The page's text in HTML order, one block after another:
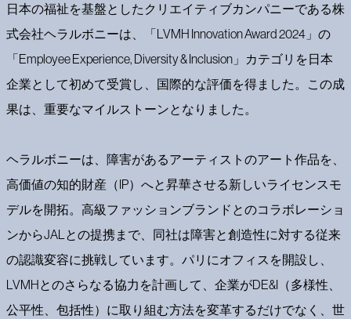
日本の福祉を基盤としたクリエイティブカンパニーである株
式会社ヘラルボニーは、「LVMH Innovation Award 2024」の
「Employee Experience, Diversity & Inclusion」カテゴリを日本
企業として初めて受賞し、国際的な評価を得ました。この成
果は、重要なマイルストーンとなりました。
ヘラルボニーは、障害があるアーティストのアート作品を、
高価値の知的財産（IP）へと昇華させる新しいライセンスモ
デルを開拓。高級ファッションブランドとのコラボレーショ
ンからJALとの提携まで、同社は障害と創造性に対する従来
の認識変容に挑戦しています。パリにオフィスを開設し、
LVMHとのさらなる協力を計画して、企業がDE&I（多様性、
公平性、包括性）に取り組む方法を変革するだけでなく、世